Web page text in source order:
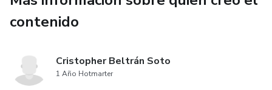
-Herramientas para conectar con tu equipo y evaluar tus
emociones.
-Plantillas personalizables para usar antes de cada juego.
contenido
Cristopher Beltrán Soto
1 Año Hotmarter